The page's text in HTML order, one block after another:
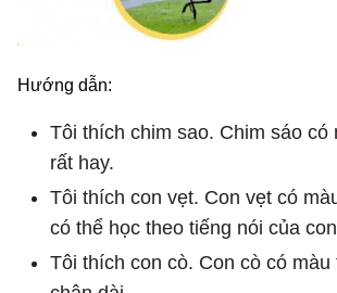
Hướng dẫn:
Tôi thích chim sao. Chim sáo có
rất hay.
Tôi thích con vẹt. Con vẹt có
có thể học theo tiếng nói của
Tôi thích con cò. Con cò có màu